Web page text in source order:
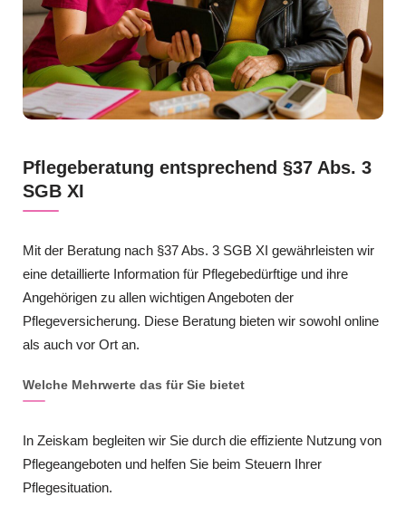
Pflegeberatung entsprechend §37 Abs. 3
SGB XI
Mit der Beratung nach §37 Abs. 3 SGB XI gewährleisten wir
eine detaillierte Information für Pflegebedürftige und ihre
Angehörigen zu allen wichtigen Angeboten der
Pflegeversicherung. Diese Beratung bieten wir sowohl online
als auch vor Ort an.
Welche Mehrwerte das für Sie bietet
In Zeiskam begleiten wir Sie durch die effiziente Nutzung von
Pflegeangeboten und helfen Sie beim Steuern Ihrer
Pflegesituation.